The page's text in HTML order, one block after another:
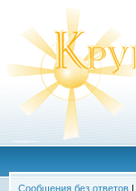
Сообщения без ответов |